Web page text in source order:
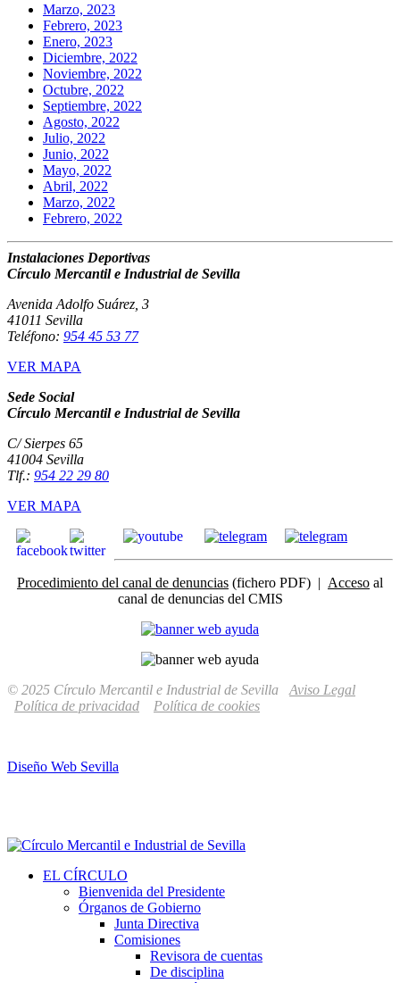
Marzo, 2023
Febrero, 2023
Enero, 2023
Diciembre, 2022
Noviembre, 2022
Octubre, 2022
Septiembre, 2022
Agosto, 2022
Julio, 2022
Junio, 2022
Mayo, 2022
Abril, 2022
Marzo, 2022
Febrero, 2022
Instalaciones Deportivas
Círculo Mercantil e Industrial de Sevilla
Avenida Adolfo Suárez, 3
41011 Sevilla
Teléfono: 954 45 53 77
VER MAPA
Sede Social
Círculo Mercantil e Industrial de Sevilla
C/ Sierpes 65
41004 Sevilla
Tlf.: 954 22 29 80
VER MAPA
Procedimiento del canal de denuncias (fichero PDF) | Acceso al
canal de denuncias del CMIS
© 2025 Círculo Mercantil e Industrial de Sevilla Aviso Legal
Política de privacidad
Política de cookies
Diseño Web Sevilla
EL CÍRCULO
Bienvenida del Presidente
Órganos de Gobierno
Junta Directiva
Comisiones
Revisora de cuentas
De disciplina